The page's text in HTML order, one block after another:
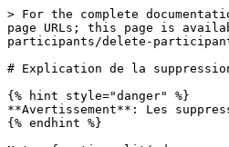
> For the complete documentation index, see [llms.txt](https://help.impact.com/llms.txt). Markdown versions of documentation pages are available by appending `.md` to page URLs; this page is available as [Markdown](https://help.impact.com/brand/fr/what-would-you-like-to-learn-about/advocate-program/manage-advocate-participants/delete-participants-from-your-advocate-program.md).

# Explication de la suppression des participants Advocate

{% hint style="danger" %}
**Avertissement**: Les suppressions sont permanentes et vos liens de partage, recommandations et analyses peuvent être affectés.
{% endhint %}

Notre fonctionnalité de suppression est entièrement conforme aux exigences relatives à la suppression des utilisateurs telles qu’énoncées par le RGPD. Lorsque vous supprimez des participants, notre système supprimera dans un délai de 30 jours toutes les PII qui ont été stockées pour ces participants dans notre système et chez ses sous-traitants. Vous pouvez récupérer la liste complète des PII stockées pour un participant spécifique à l’aide de la [Rechercher les PII d’un utilisateur](https://integrations.impact.com/brand-api-reference/advocate-api-reference-v1/reference/user-overview/user) méthode d’API. Les participants peuvent être supprimés de votre programme individuellement ou en masse.

#### Options de suppression

{% tabs %}
{% tab title="Ne pas suivre" %}
Vous pouvez configurer la suppression avec l’ *Ne pas suivre* option. Si elle est sélectionnée, le participant supprimé ne pourra pas être réinscrit dans le système et toute tentative de recréer le participant échouera.
{% endtab %}

{% tab title="Conserver les comptes vides" %}
La conservation des comptes vides est une